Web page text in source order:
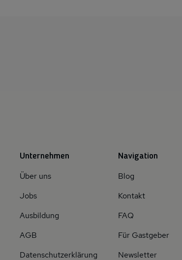
Unternehmen
Über uns
Jobs
Ausbildung
AGB
Datenschutzerklärung
Navigation
Blog
Kontakt
FAQ
Für Gastgeber
Newsletter